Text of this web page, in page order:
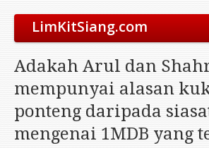
LimKitSiang.com
Blog
Chinese Blog
Archive
Adakah Arul dan
mempunyai alasan
ponteng daripada
mengenai 1MDB yang